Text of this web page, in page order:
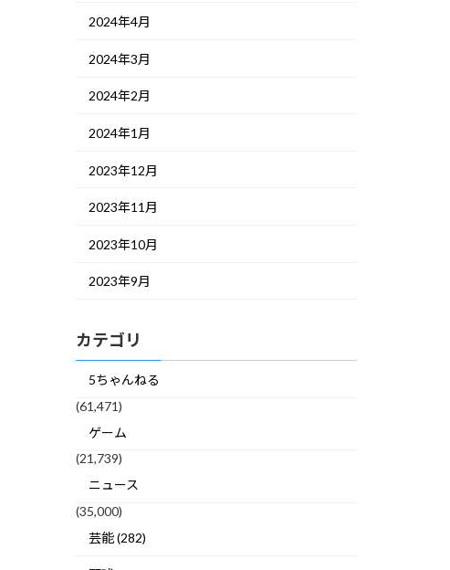
2024年4月
2024年3月
2024年2月
2024年1月
2023年12月
2023年11月
2023年10月
2023年9月
カテゴリ
5ちゃんねる
(61,471)
ゲーム
(21,739)
ニュース
(35,000)
芸能 (282)